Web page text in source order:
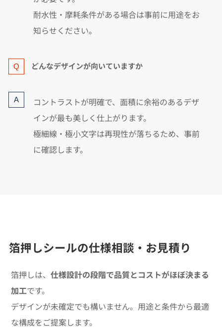
耐水性・摩耗条件がある場合は事前に用途をお
知らせください。
どんなデザインが向いていますか
コントラストが明確で、面積に余裕のあるデザ
インが最も美しく仕上がります。
極細線・極小文字は再現性が落ちるため、事前
に確認します。
箔押しシールの仕様相談・お見積り
箔押しは、 仕様設計の段階で品質とコストがほぼ決まる
加工です。
デザインが未確定でも構いません。用途と条件から最適
な構成をご提案します。